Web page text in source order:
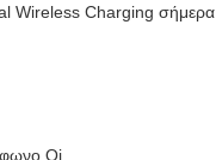
Wireless Charging
Qi